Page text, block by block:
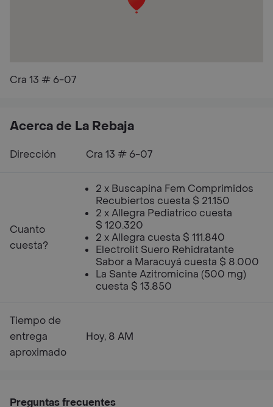
Cra 13 # 6-07
Acerca de La Rebaja
Dirección Cra 13 # 6-07
Cuanto
cuesta?
2 x Buscapina Fem Comprimidos
Recubiertos cuesta $ 21.150
2 x Allegra Pediatrico cuesta
$ 120.320
2 x Allegra cuesta $ 111.840
Electrolit Suero Rehidratante
Sabor a Maracuyá cuesta $ 8.000
La Sante Azitromicina (500 mg)
cuesta $ 13.850
Tiempo de
entrega
aproximado
Hoy, 8 AM
Preguntas frecuentes